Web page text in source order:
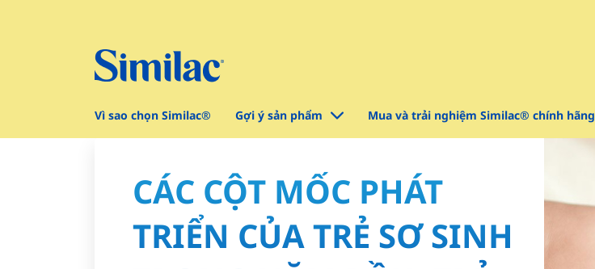
Vì sao chọn Similac® Gợi ý sản phẩm Mua và trải nghiệm Similac® chính hãng
CÁC CỘT MỐC PHÁT
TRIỂN CỦA TRẺ SƠ SINH